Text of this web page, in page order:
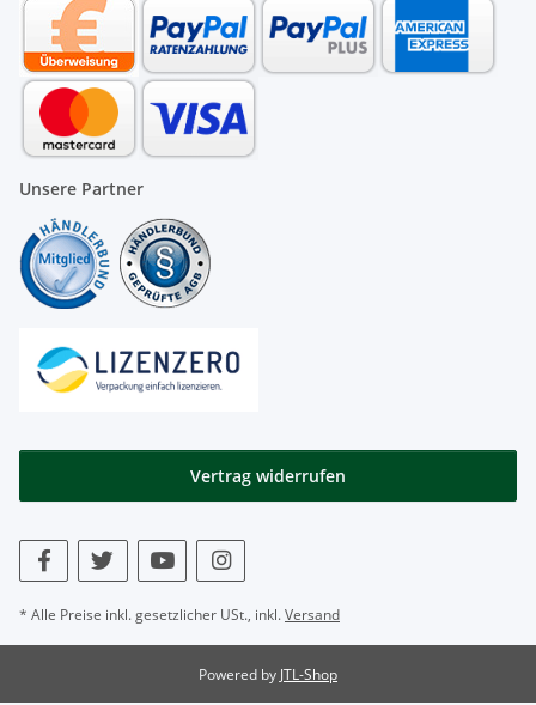
Unsere Partner
Vertrag widerrufen
* Alle Preise inkl. gesetzlicher USt., inkl.Versand
Powered by JTL-Shop